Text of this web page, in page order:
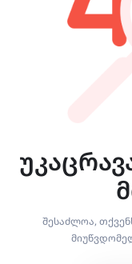
შესაძლოა,